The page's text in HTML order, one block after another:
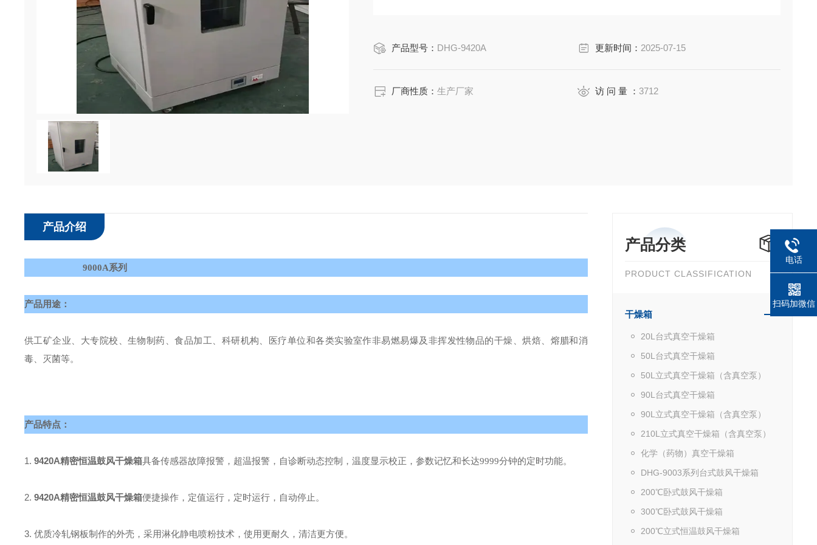
产品型号： DHG-9420A 更新时间： 2025-07-15
厂商性质：生产厂家 访 问 量 ：3712
产品分类
PRODUCT CLASSIFICATION
干燥箱
20L台式真空干燥箱
50L台式真空干燥箱
50L立式真空干燥箱（含真空泵）
90L台式真空干燥箱
90L立式真空干燥箱（含真空泵）
210L立式真空干燥箱（含真空泵）
化学（药物）真空干燥箱
DHG-9003系列台式鼓风干燥箱
200℃卧式鼓风干燥箱
300℃卧式鼓风干燥箱
200℃立式恒温鼓风干燥箱
产品介绍
9000A系列
产品用途：
供工矿企业、大专院校、生物制药、食品加工、科研机构、医疗单位和各类实验室作非易燃易爆及非挥发性物品的干燥、烘焙、熔腊和消
毒、灭菌等。
产品特点：
1. 9420A精密恒温鼓风干燥箱具备传感器故障报警，超温报警，自诊断动态控制，温度显示校正，参数记忆和长达9999分钟的定时功能。
2. 9420A精密恒温鼓风干燥箱便捷操作，定值运行，定时运行，自动停止。
3. 优质冷轧钢板制作的外壳，采用淋化静电喷粉技术，使用更耐久，清洁更方便。
电话
扫码加微信